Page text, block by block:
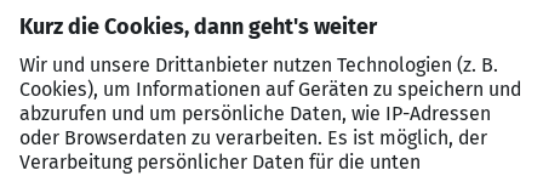
frühzeitig und verfolgst sie eigenverantwortlich
„Hunters“.
Sprachkenntnisse:Du kommunizierst sehr gut auf
Deutsch und hast zudem gute